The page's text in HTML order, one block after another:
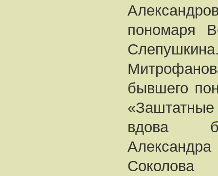
пономаря
бывшего
вдова
Соколова